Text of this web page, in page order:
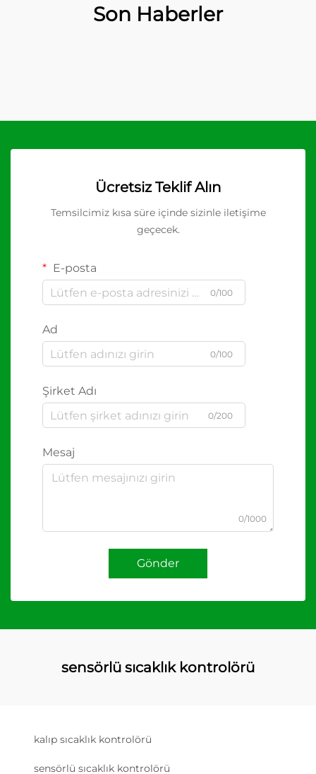
Son Haberler
Ücretsiz Teklif Alın
Temsilcimiz kısa süre içinde sizinle iletişime
geçecek.
E-posta
0/100
Ad
0/100
Şirket Adı
0/200
Mesaj
0/1000
Gönder
sensörlü sıcaklık kontrolörü
kalıp sıcaklık kontrolörü
sensörlü sıcaklık kontrolörü